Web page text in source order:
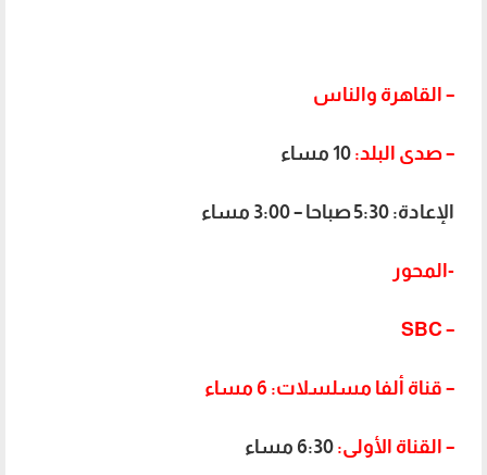
– القاهرة والناس
– صدى البلد: 10 مساء
الإعادة: 5:30 صباحا – 3:00 مساء
-المحور
–
SBC
– قناة ألفا مسلسلات: 6 مساء
– القناة الأولى: